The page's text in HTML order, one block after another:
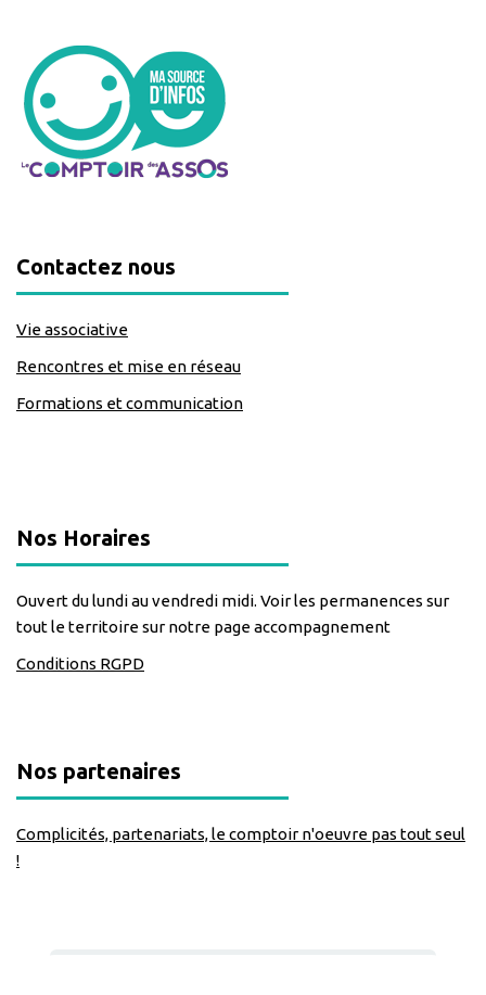
Contactez nous
Vie associative
Rencontres et mise en réseau
Formations et communication
Nos Horaires
Ouvert du lundi au vendredi midi. Voir les permanences sur
tout le territoire sur notre page accompagnement
Conditions RGPD
Nos partenaires
Complicités, partenariats, le comptoir n'oeuvre pas tout seul
!